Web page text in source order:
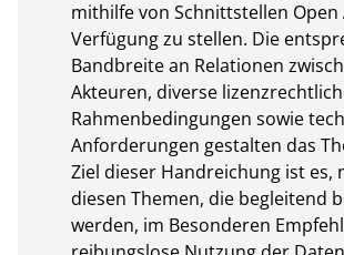
mithilfe von Schnittstellen Open
Verfügung zu stellen. Die
Bandbreite an Relationen
Akteuren, diverse
Rahmenbedingungen sowie
Anforderungen gestalten das
Ziel dieser Handreichung ist es,
diesen Themen, die begleitend
werden, im Besonderen